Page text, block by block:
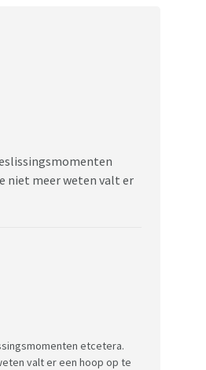
niet meer weten valt er
etcetera.
valt er een hoop op te